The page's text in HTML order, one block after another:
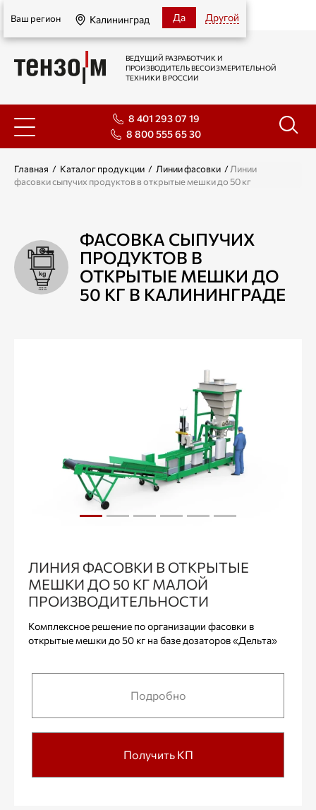
Калининград
Ваш регион Калининград Да Другой
ВЕДУЩИЙ РАЗРАБОТЧИК И
ПРОИЗВОДИТЕЛЬ ВЕСОИЗМЕРИТЕЛЬНОЙ
ТЕХНИКИ В РОССИИ
8 401 293 07 19
8 800 555 65 30
Главная / Каталог продукции / Линии фасовки /Линии
фасовки сыпучих продуктов в открытые мешки до 50 кг
ФАСОВКА СЫПУЧИХ
ПРОДУКТОВ В
ОТКРЫТЫЕ МЕШКИ ДО
50 КГ В КАЛИНИНГРАДЕ
ЛИНИЯ ФАСОВКИ В ОТКРЫТЫЕ
МЕШКИ ДО 50 КГ МАЛОЙ
ПРОИЗВОДИТЕЛЬНОСТИ
Комплексное решение по организации фасовки в
открытые мешки до 50 кг на базе дозаторов «Дельта»
Подробно
Получить КП